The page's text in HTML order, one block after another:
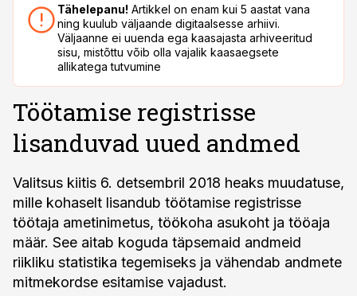
Tähelepanu! Artikkel on enam kui 5 aastat vana
ning kuulub väljaande digitaalsesse arhiivi.
Väljaanne ei uuenda ega kaasajasta arhiveeritud
sisu, mistõttu võib olla vajalik kaasaegsete
allikatega tutvumine
Töötamise registrisse
lisanduvad uued andmed
Valitsus kiitis 6. detsembril 2018 heaks muudatuse,
mille kohaselt lisandub töötamise registrisse
töötaja ametinimetus, töökoha asukoht ja tööaja
määr. See aitab koguda täpsemaid andmeid
riikliku statistika tegemiseks ja vähendab andmete
mitmekordse esitamise vajadust.